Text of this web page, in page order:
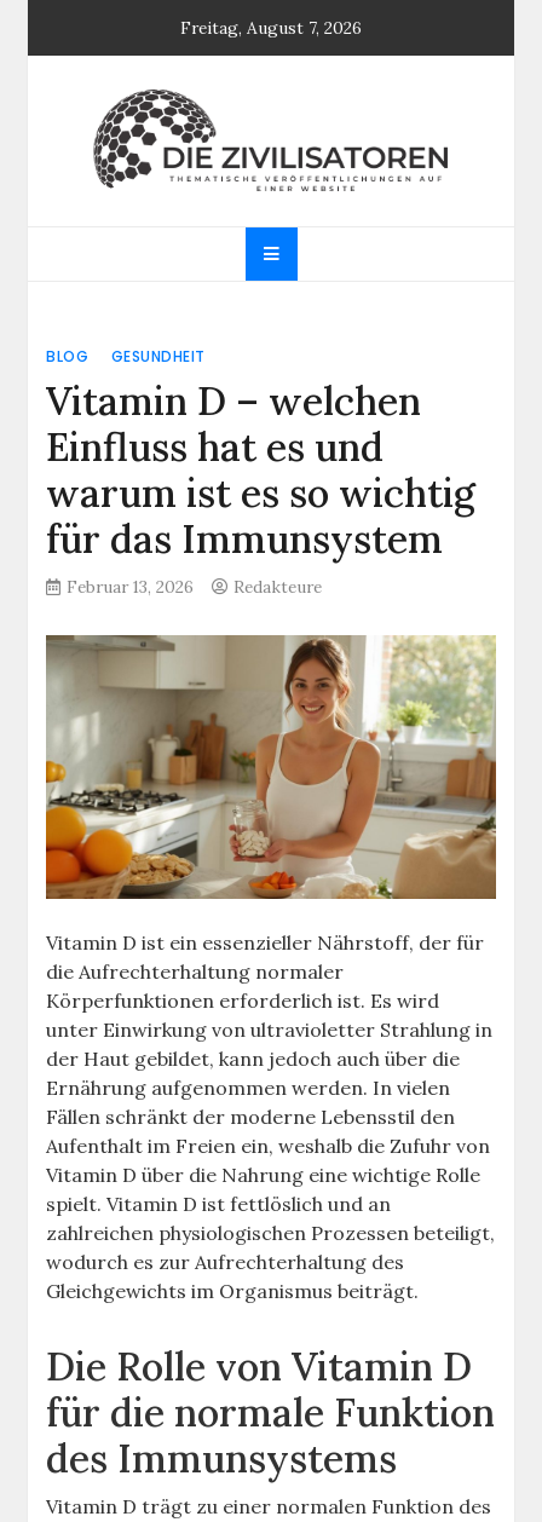
Freitag, August 7, 2026
Die Zivilisatoren
Website
BLOG GESUNDHEIT
Vitamin D – welchen
Einfluss hat es und
warum ist es so wichtig
für das Immunsystem
Februar 13, 2026 Redakteure
Vitamin D ist ein essenzieller Nährstoff, der für
die Aufrechterhaltung normaler
Körperfunktionen erforderlich ist. Es wird
unter Einwirkung von ultravioletter Strahlung in
der Haut gebildet, kann jedoch auch über die
Ernährung aufgenommen werden. In vielen
Fällen schränkt der moderne Lebensstil den
Aufenthalt im Freien ein, weshalb die Zufuhr von
Vitamin D über die Nahrung eine wichtige Rolle
spielt. Vitamin D ist fettlöslich und an
zahlreichen physiologischen Prozessen beteiligt,
wodurch es zur Aufrechterhaltung des
Gleichgewichts im Organismus beiträgt.
Die Rolle von Vitamin D
für die normale Funktion
des Immunsystems
Vitamin D trägt zu einer normalen Funktion des